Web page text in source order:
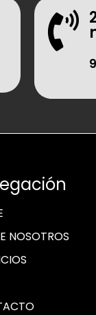
NOSOTROS